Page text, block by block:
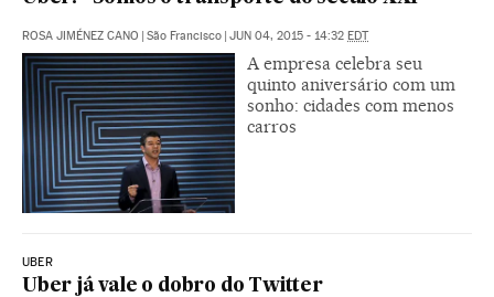
ROSA JIMÉNEZ CANO | São Francisco | JUN 04, 2015 - 14:32 EDT
A empresa celebra seu
quinto aniversário com um
sonho: cidades com menos
carros
UBER
Uber já vale o dobro do Twitter